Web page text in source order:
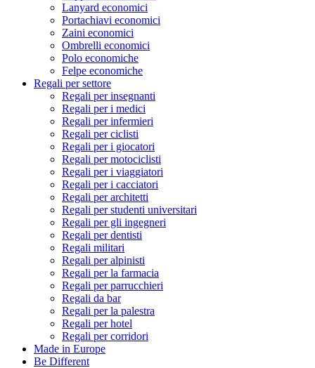
Lanyard economici
Portachiavi economici
Zaini economici
Ombrelli economici
Polo economiche
Felpe economiche
Regali per settore
Regali per insegnanti
Regali per i medici
Regali per infermieri
Regali per ciclisti
Regali per i giocatori
Regali per motociclisti
Regali per i viaggiatori
Regali per i cacciatori
Regali per architetti
Regali per studenti universitari
Regali per gli ingegneri
Regali per dentisti
Regali militari
Regali per alpinisti
Regali per la farmacia
Regali per parrucchieri
Regali da bar
Regali per la palestra
Regali per hotel
Regali per corridori
Made in Europe
Be Different